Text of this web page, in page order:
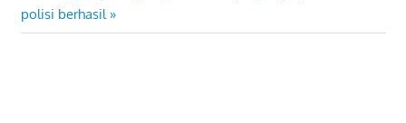
Post:
polisi berhasil